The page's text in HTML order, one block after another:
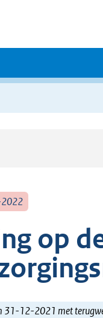
2022
op
31-12-2021 met